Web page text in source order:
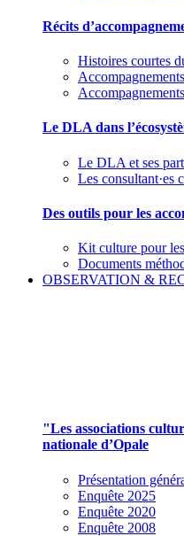
Récits
Histoires courtes
Le DLA dans
Le DLA et ses
Les consultant·es
Des outils pour les
Kit culture pour
Documents
OBSERVATION &
"Les associations
nationale d’Opale
Présentation
Enquête 2025
Enquête 2020
Enquête 2008